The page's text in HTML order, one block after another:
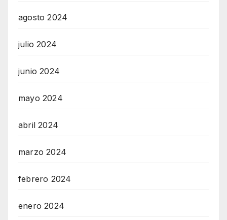
agosto 2024
julio 2024
junio 2024
mayo 2024
abril 2024
marzo 2024
febrero 2024
enero 2024